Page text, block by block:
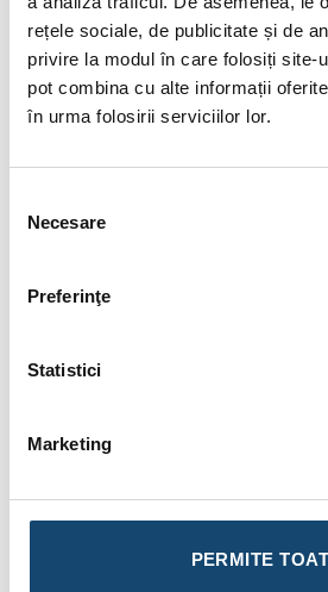
rețele sociale, de publicitate și de
privire la modul în care folosiți site-
pot combina cu alte informații
în urma folosirii serviciilor lor.
consimțământului
Necesare
Preferinţe
Statistici
Marketing
PERMITE
De la238.56lei/lună în
tbi bank
producător fără preaviz sau pot
BRAND